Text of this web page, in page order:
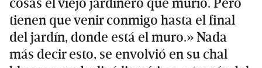
cosas el viejo jardinero que murió. Pero
tienen que venir conmigo hasta el final
del jardín, donde está el muro.» Nada
más decir esto, se envolvió en su chal